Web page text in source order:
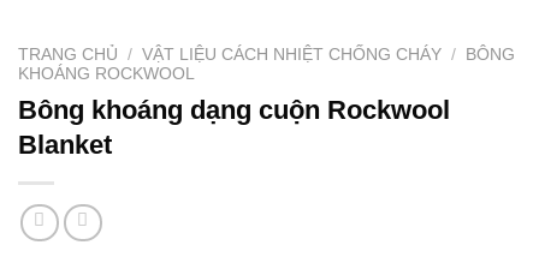
TRANG CHỦ / VẬT LIỆU CÁCH NHIỆT CHỐNG CHÁY /
BÔNG
KHOÁNG ROCKWOOL
Bông khoáng dạng cuộn Rockwool
Blanket